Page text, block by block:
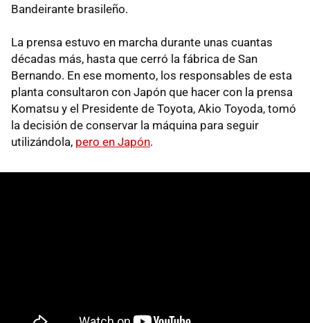
Bandeirante brasileño.
La prensa estuvo en marcha durante unas cuantas
décadas más, hasta que cerró la fábrica de San
Bernando. En ese momento, los responsables de esta
planta consultaron con Japón que hacer con la prensa
Komatsu y el Presidente de Toyota, Akio Toyoda, tomó
la decisión de conservar la máquina para seguir
utilizándola, pero en Japón.